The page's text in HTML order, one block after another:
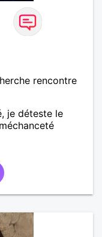
rencontre
je déteste le